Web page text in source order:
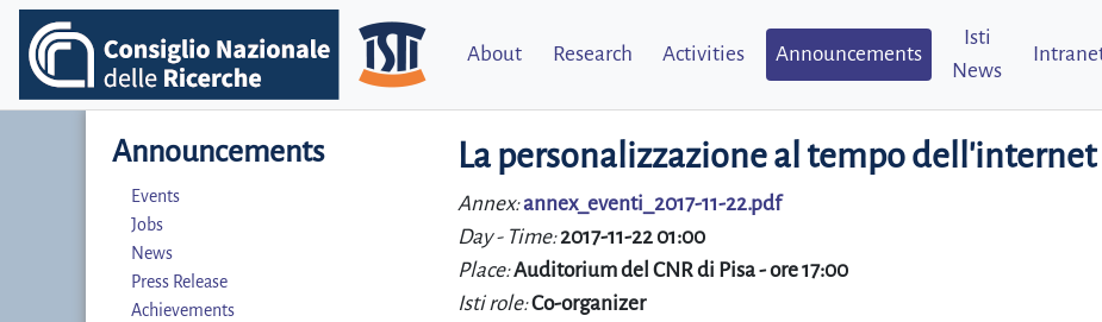
About Research Activities Announcements
Isti
News
Announcements
Events
Jobs
News
Press Release
Achievements
La personalizzazione al tempo dell'internet
Annex:annex_eventi_2017-11-22.pdf
Day - Time:2017-11-22 01:00
Place:Auditorium del CNR di Pisa - ore 17:00
Isti role:Co-organizer